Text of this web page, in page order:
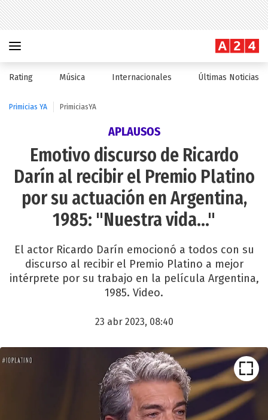
Rating Música Internacionales Últimas Noticias
Primicias YA PrimiciasYA
APLAUSOS
Emotivo discurso de Ricardo
Darín al recibir el Premio Platino
por su actuación en Argentina,
1985: "Nuestra vida..."
El actor Ricardo Darín emocionó a todos con su
discurso al recibir el Premio Platino a mejor
intérprete por su trabajo en la película Argentina,
1985. Video.
23 abr 2023, 08:40